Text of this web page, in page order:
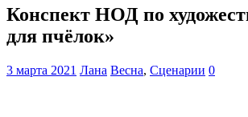
Конспект НОД по
для пчёлок»
3 марта 2021 Лана Весна, Сценарии 0